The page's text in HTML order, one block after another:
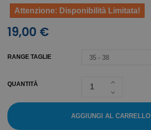
Attenzione: Disponibilità Limitata!
19,00 €
RANGE TAGLIE
QUANTITÀ
AGGIUNGI AL CARRELLO